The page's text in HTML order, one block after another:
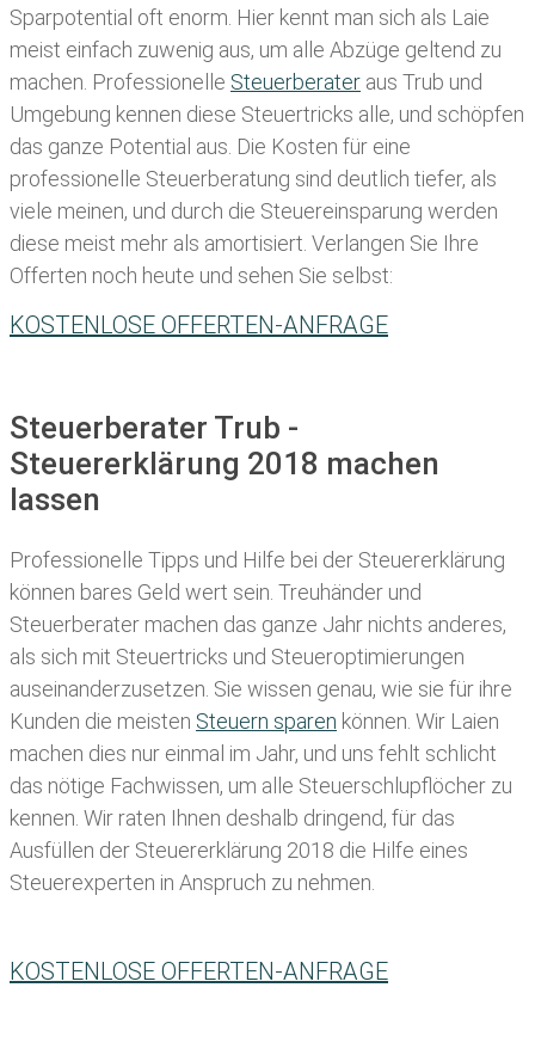
Sparpotential oft enorm. Hier kennt man sich als Laie
meist einfach zuwenig aus, um alle Abzüge geltend zu
machen. Professionelle Steuerberater aus Trub und
Umgebung kennen diese Steuertricks alle, und schöpfen
das ganze Potential aus. Die Kosten für eine
professionelle Steuerberatung sind deutlich tiefer, als
viele meinen, und durch die Steuereinsparung werden
diese meist mehr als amortisiert. Verlangen Sie Ihre
Offerten noch heute und sehen Sie selbst:
KOSTENLOSE OFFERTEN-ANFRAGE
Steuerberater Trub -
Steuererklärung 2018 machen
lassen
Professionelle Tipps und Hilfe bei der Steuererklärung
können bares Geld wert sein. Treuhänder und
Steuerberater machen das ganze Jahr nichts anderes,
als sich mit Steuertricks und Steueroptimierungen
auseinanderzusetzen. Sie wissen genau, wie sie für ihre
Kunden die meisten Steuern sparen können. Wir Laien
machen dies nur einmal im Jahr, und uns fehlt schlicht
das nötige Fachwissen, um alle Steuerschlupflöcher zu
kennen. Wir raten Ihnen deshalb dringend, für das
Ausfüllen der Steuererklärung 2018 die Hilfe eines
Steuerexperten in Anspruch zu nehmen.
KOSTENLOSE OFFERTEN-ANFRAGE